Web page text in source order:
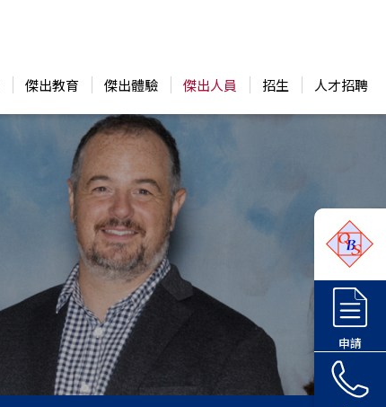
傑出教育 傑出體驗 傑出人員 招生 人才招聘
申請